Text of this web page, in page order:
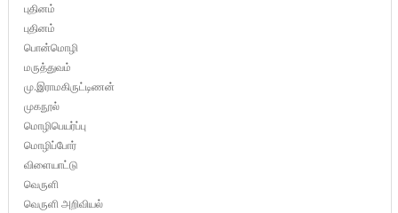
புதினம்
புதினம்
பொன்மொழி
மருத்துவம்
மு.இராமகிருட்டிணன்
முகநூல்
மொழிபெயர்ப்பு
மொழிப்போர்
விளையாட்டு
வெருளி
வெருளி அறிவியல்